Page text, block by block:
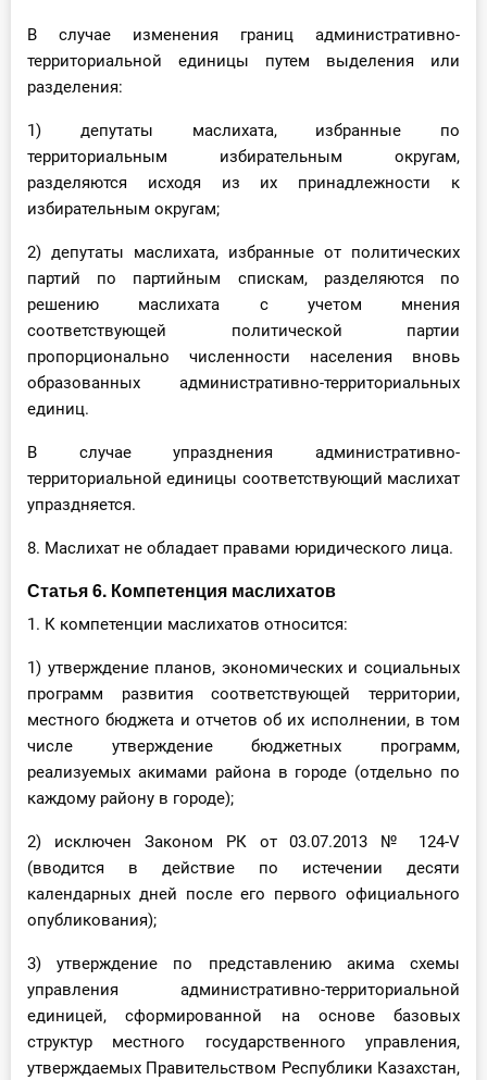
В случае изменения границ административно-
территориальной единицы путем выделения или
разделения:
1) депутаты маслихата, избранные по
территориальным избирательным округам,
разделяются исходя из их принадлежности к
избирательным округам;
2) депутаты маслихата, избранные от политических
партий по партийным спискам, разделяются по
решению маслихата с учетом мнения
соответствующей политической партии
пропорционально численности населения вновь
образованных административно-территориальных
единиц.
В случае упразднения административно-
территориальной единицы соответствующий маслихат
упраздняется.
8. Маслихат не обладает правами юридического лица.
Статья 6. Компетенция маслихатов
1. К компетенции маслихатов относится:
1) утверждение планов, экономических и социальных
программ развития соответствующей территории,
местного бюджета и отчетов об их исполнении, в том
числе утверждение бюджетных программ,
реализуемых акимами района в городе (отдельно по
каждому району в городе);
2) исключен Законом РК от 03.07.2013 № 124-V
(вводится в действие по истечении десяти
календарных дней после его первого официального
опубликования);
3) утверждение по представлению акима схемы
управления административно-территориальной
единицей, сформированной на основе базовых
структур местного государственного управления,
утверждаемых Правительством Республики Казахстан,